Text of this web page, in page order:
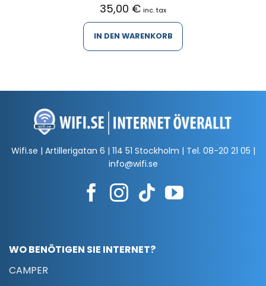
35,00 € inc. tax
IN DEN WARENKORB
Wifi.se | Artillerigatan 6 | 114 51 Stockholm | Tel. 08-20 21 05 |
info@wifi.se
WO BENÖTIGEN SIE INTERNET?
CAMPER